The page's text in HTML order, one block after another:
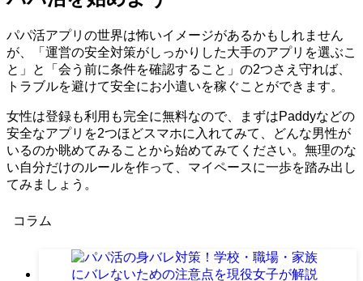
パパ活アプリの世界は怖いイメージがあるかもしれません
が、「運営の安全対策がしっかりした大手のアプリを選ぶこ
と」と「会う前に条件を確認すること」の2つさえ守れば、
トラブルを避けて安全にお小遣いを稼ぐことができます。
女性は登録も利用も完全に無料なので、まずはPaddyなどの
安全なアプリを2つほどスマホに入れてみて、どんな男性が
いるのか眺めてみることから始めてみてください。無理のな
い自分だけのルールを作って、マイペースに一歩を踏み出し
てみましょう。
コラム